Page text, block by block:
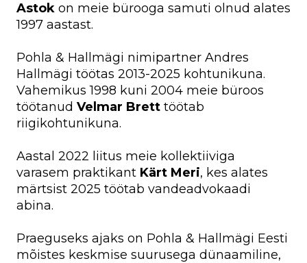
Astok on meie bürooga samuti olnud alates
1997 aastast.
Pohla & Hallmägi nimipartner Andres
Hallmägi töötas 2013-2025 kohtunikuna.
Vahemikus 1998 kuni 2004 meie büroos
töötanud Velmar Brett töötab
riigikohtunikuna.
Aastal 2022 liitus meie kollektiiviga
varasem praktikant Kärt Meri, kes alates
märtsist 2025 töötab vandeadvokaadi
abina.
Praeguseks ajaks on Pohla & Hallmägi Eesti
mõistes keskmise suurusega dünaamiline,